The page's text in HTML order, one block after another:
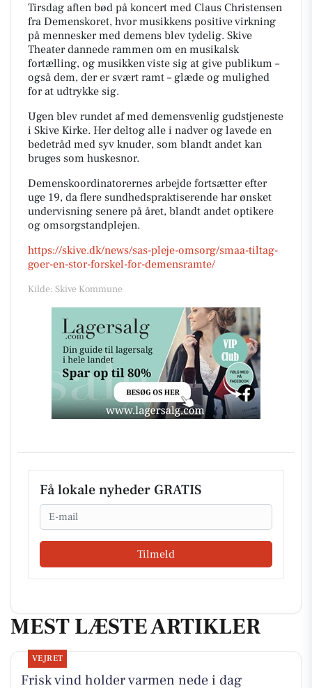
Tirsdag aften bød på koncert med Claus Christensen
fra Demenskoret, hvor musikkens positive virkning
på mennesker med demens blev tydelig. Skive
Theater dannede rammen om en musikalsk
fortælling, og musikken viste sig at give publikum –
også dem, der er svært ramt – glæde og mulighed
for at udtrykke sig.
Ugen blev rundet af med demensvenlig gudstjeneste
i Skive Kirke. Her deltog alle i nadver og lavede en
bedetråd med syv knuder, som blandt andet kan
bruges som huskesnor.
Demenskoordinatorernes arbejde fortsætter efter
uge 19, da flere sundhedspraktiserende har ønsket
undervisning senere på året, blandt andet optikere
og omsorgstandplejen.
https://skive.dk/news/sas-pleje-omsorg/smaa-tiltag-
goer-en-stor-forskel-for-demensramte/
Kilde: Skive Kommune
Få lokale nyheder GRATIS
Email
Tilmeld
MEST LÆSTE ARTIKLER
VEJRET
Frisk vind holder varmen nede i dag